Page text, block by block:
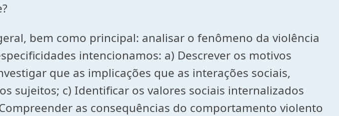
bem como principal: analisar o fenômeno da violência
intencionamos: a) Descrever os motivos
que as implicações que as interações sociais,
sujeitos; c) Identificar os valores sociais internalizados
as consequências do comportamento violento